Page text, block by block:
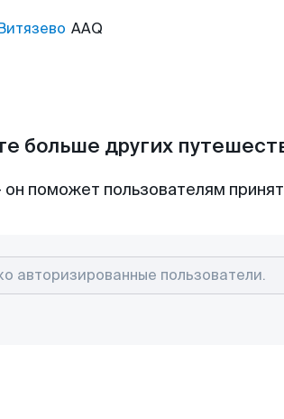
AAQ
больше других
поможет пользователям